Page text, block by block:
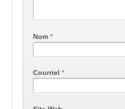
Nom *
Courriel *